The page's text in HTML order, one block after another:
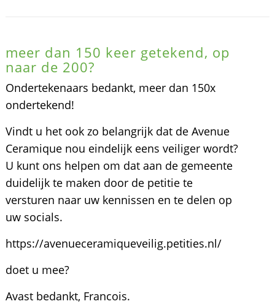
meer dan 150 keer getekend, op
naar de 200?
Ondertekenaars bedankt, meer dan 150x
ondertekend!
Vindt u het ook zo belangrijk dat de Avenue
Ceramique nou eindelijk eens veiliger wordt?
U kunt ons helpen om dat aan de gemeente
duidelijk te maken door de petitie te
versturen naar uw kennissen en te delen op
uw socials.
https://avenueceramiqueveilig.petities.nl/
doet u mee?
Avast bedankt, Francois.